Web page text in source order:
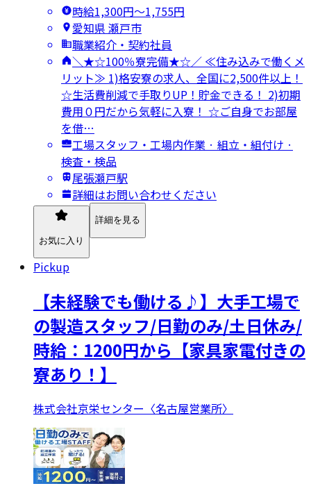
時給1,300円〜1,755円
愛知県 瀬戸市
職業紹介・契約社員
＼★☆100％寮完備★☆／ ≪住み込みで働くメ
リット≫ 1)格安寮の求人、全国に2,500件以上！
☆生活費削減で手取りUP！貯金できる！ 2)初期
費用０円だから気軽に入寮！ ☆ご自身でお部屋
を借…
工場スタッフ・工場内作業 · 組立・組付け ·
検査・検品
尾張瀬戸駅
詳細はお問い合わせください
お気に入り
詳細を見る
Pickup
【未経験でも働ける♪】大手工場で
の製造スタッフ/日勤のみ/土日休み/
時給：1200円から【家具家電付きの
寮あり！】
株式会社京栄センター〈名古屋営業所〉